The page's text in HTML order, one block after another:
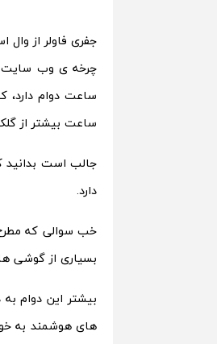
ساعت بیشتر از گلکسی اس 7 در
دارد.
بسیاری از گوشی
های هوشمند به